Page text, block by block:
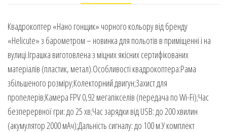
Квадрокоптер «Нано гонщик» чорного кольору від бренду
«Helicute» з барометром – новинка для польотів в приміщенні і на
вулиці.Іграшка виготовлена з міцних якісних сертифікованих
матеріалів (пластик, метал).Особливості квадрокоптера:Рама
збільшеного розміру;Колекторний двигун;Захист для
пропелерів;Камера FPV 0,92 мегапікселів (передача по Wi-Fi);Час
безперервної гри: до 25 хв;Час зарядки від USB: до 200 хвилин
(акумулятор 2000 мАч);Дальність сигналу: до 100 м.У комплект